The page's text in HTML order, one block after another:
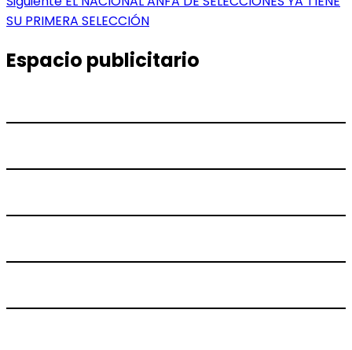
entradas
siguiente:
SU PRIMERA SELECCIÓN
Espacio publicitario